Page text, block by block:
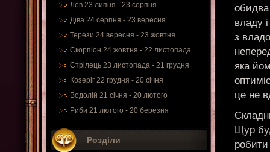
Лев 23 липня - 23 серпня
Діва 24 серпня - 23 вересня
Терези 24 вересня - 23 жовтня
Скорпіон 24 жовтня - 22 листопада
Стрілець 23 листопада - 21 грудня
Козеріг 22 грудня - 20 січня
Водолій 21 січня - 20 лютого
Риби 21 лютого - 20 березня
Розділи
обидва
владу
з
яка
це не
Щур
робити